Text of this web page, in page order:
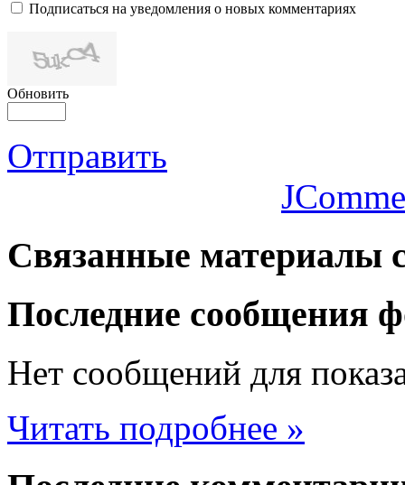
Подписаться на уведомления о новых комментариях
Обновить
Отправить
Связанные материалы
Последние сообщения
Нет сообщений для
Читать подробнее »